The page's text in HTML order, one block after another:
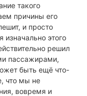
такого
причины его
и просто
изначально этого
решил
пассажирами,
быть ещё что-
что мы не
вовремя и